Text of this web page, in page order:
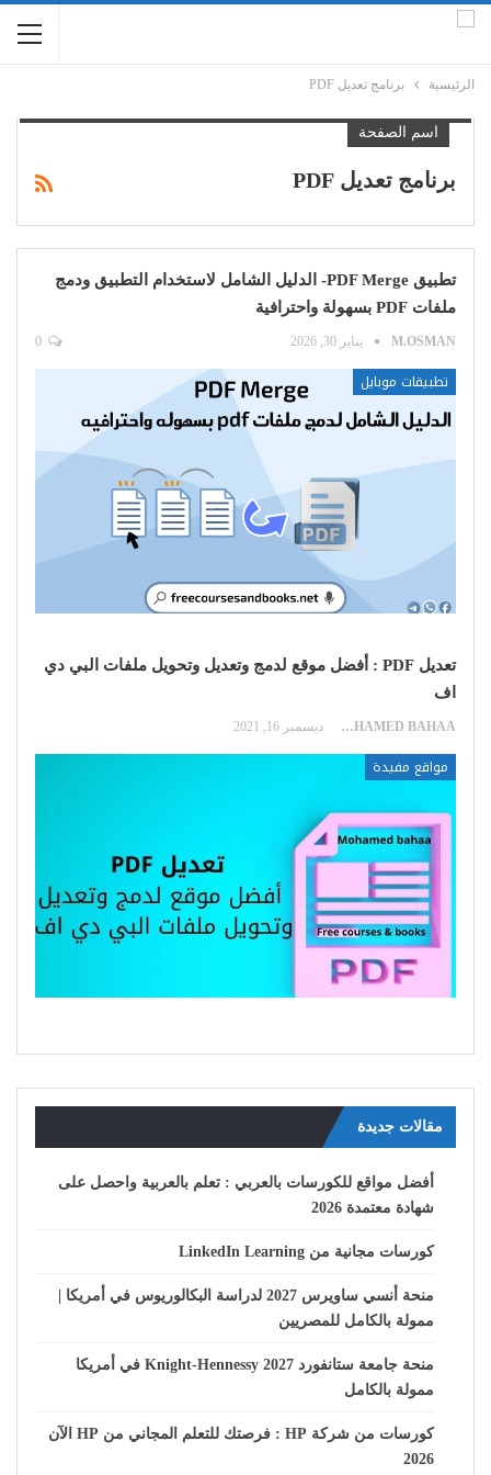
الرئيسية برنامج تعديل PDF
اسم الصفحة
برنامج تعديل PDF
تطبيق PDF Merge- الدليل الشامل لاستخدام التطبيق ودمج
ملفات PDF بسهولة واحترافية
M.OSMAN يناير 30, 2026
تطبيقات موبايل
تعديل PDF : أفضل موقع لدمج وتعديل وتحويل ملفات البي دي
اف
MOHAMED BAHAA ديسمبر 16, 2021
مواقع مفيدة
مقالات جديدة
أفضل مواقع للكورسات بالعربي : تعلم بالعربية واحصل على
شهادة معتمدة 2026
كورسات مجانية من LinkedIn Learning
منحة أنسي ساويرس 2027 لدراسة البكالوريوس في أمريكا |
ممولة بالكامل للمصريين
منحة جامعة ستانفورد Knight-Hennessy 2027 في أمريكا
ممولة بالكامل
كورسات من شركة HP : فرصتك للتعلم المجاني من HP الآن
2026